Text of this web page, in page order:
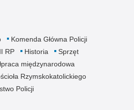
Komenda Główna Policji
RP Historia
Sprzęt
międzynarodowa
Rzymskokatolickiego
Policji